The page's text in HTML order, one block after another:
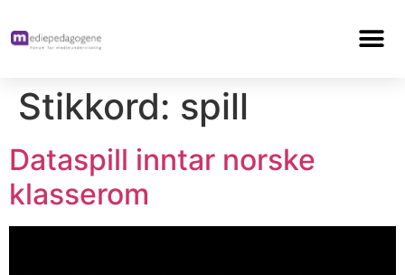
Stikkord: spill
Dataspill inntar norske
klasserom